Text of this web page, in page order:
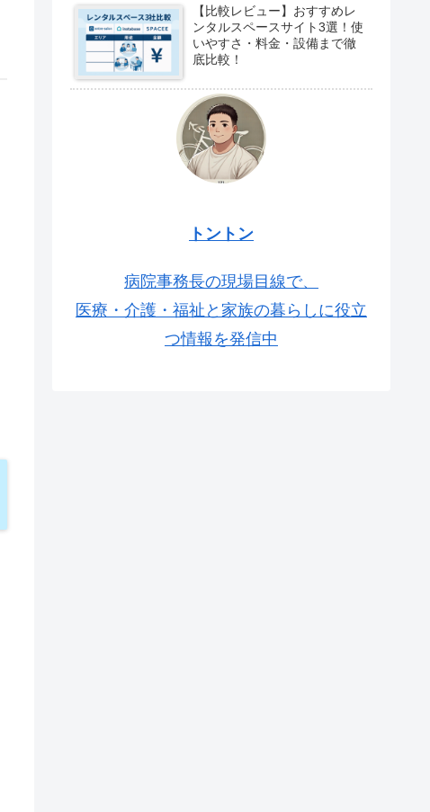
【比較レビュー】おすすめレ
ンタルスペースサイト3選！使
いやすさ・料金・設備まで徹
底比較！
トントン
病院事務長の現場目線で、
医療・介護・福祉と家族の暮らしに役立
つ情報を発信中